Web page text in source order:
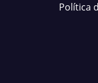
Política